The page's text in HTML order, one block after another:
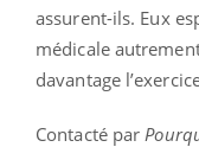
assurent-ils. Eux
médicale
davantage
Contacté par